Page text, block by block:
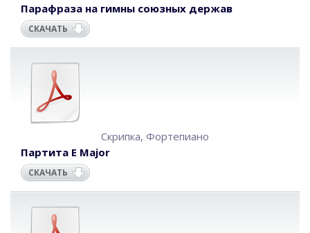
Парафраза на гимны союзных держав
СКАЧАТЬ
Скрипка, Фортепиано
Партита E Major
СКАЧАТЬ